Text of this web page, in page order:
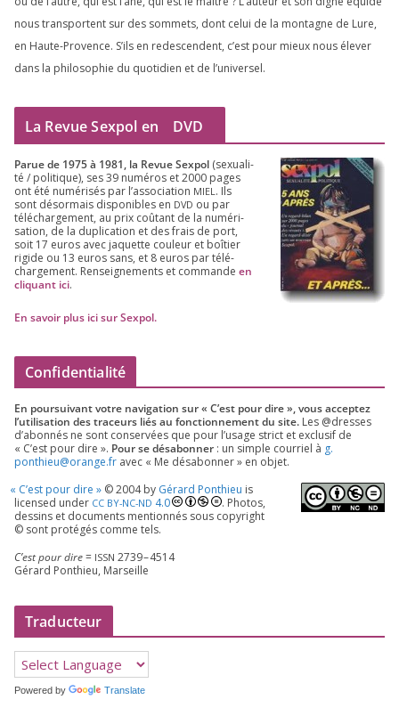
nous trans­portent sur des som­mets, dont celui de la mon­tagne de Lure,
en Haute-Provence. S’ils en redes­cendent, c’est pour mieux nous éle­ver
dans la phi­lo­so­phie du quo­ti­dien et de l’universel.
La Revue Sexpol en DVD
Parue de 1975à 1981, la Revue Sex­pol (sexua­li­
té /​ poli­tique), ses39 numé­ros et2000 pages
ont été numé­ri­sés par l’as­so­cia­tion MIEL. Ils
sont désor­mais dis­po­nibles en DVD ou par
télé­char­ge­ment, au prix coû­tant de la numé­ri­
sa­tion, de la dupli­ca­tion et des frais de port,
soit 17 euros avec jaquette cou­leur et boî­tier
rigide ou 13 euros sans, et 8 euros par télé­
char­ge­ment. Ren­sei­gne­ments et com­mande en
cli­quant ici.
En savoir plus ici sur Sexpol.
Confidentialité
En pour­sui­vant votre navi­ga­tion sur « C’est pour dire », vous accep­tez
l’utilisation des tra­ceurs liés au fonc­tion­ne­ment du site. Les @dresses
d’a­bon­nés ne sont conser­vées que pour l’u­sage strict et exclu­sif de
« C’est pour dire ». Pour se désa­bon­ner : un simple cour­riel à g.​
ponthieu@​orange.​fr avec « Me désa­bon­ner » en objet.
« C’est pour dire » ©2004by Gérard Ponthieu is
licen­sed under CC BY-NC-ND 4.0
. Photos,
des­sins et docu­ments men­tion­nés sous copy­right
© sont pro­té­gés comme tels.
C’est pour dire= ISSN 2739–4514
Gérard Ponthieu, Marseille
Traducteur
Powered by Translate